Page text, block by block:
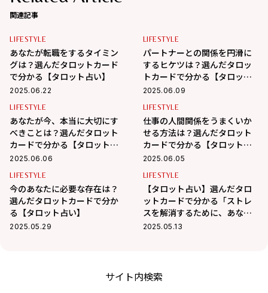
関連記事
LIFESTYLE
あなたが転職をするタイミン
グは？選んだタロットカード
で分かる【タロット占い】
2025.06.22
LIFESTYLE
パートナーとの関係を円滑に
するヒケツは？選んだタロッ
トカードで分かる【タロット
占い】
2025.06.09
LIFESTYLE
あなたが今、本当に大切にす
べきことは？選んだタロット
カードで分かる【タロット占
い】
2025.06.06
LIFESTYLE
仕事の人間関係をうまくいか
せる方法は？選んだタロット
カードで分かる【タロット占
い】
2025.06.05
LIFESTYLE
今のあなたに必要な存在は？
選んだタロットカードで分か
る【タロット占い】
2025.05.29
LIFESTYLE
【タロット占い】選んだタロ
ットカードで分かる「ストレ
スを解消するために、あなた
に必要なもの」
2025.05.13
サイト内検索